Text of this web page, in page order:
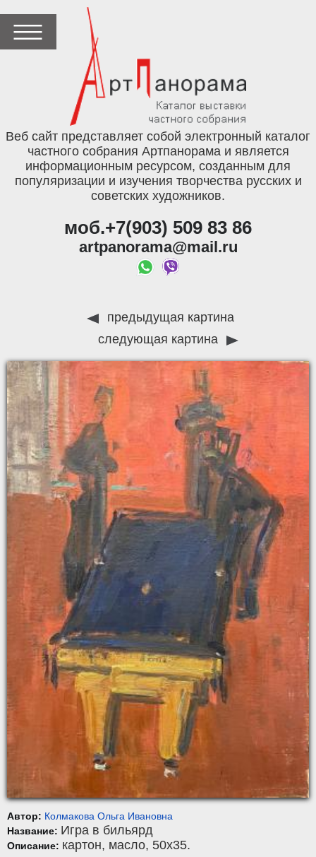
Веб сайт представляет собой электронный каталог
частного собрания Артпанорама и является
информационным ресурсом, созданным для
популяризации и изучения творчества русских и
советских художников.
моб.+7(903) 509 83 86
artpanorama@mail.ru
предыдущая картина
следующая картина
Автор: Колмакова Ольга Ивановна
Название: Игра в бильярд
Описание: картон, масло, 50x35.